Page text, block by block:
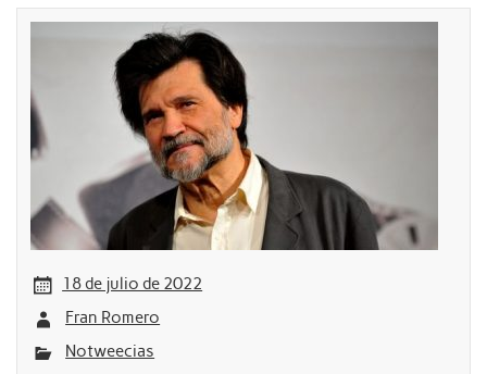
18 de julio de 2022
Fran Romero
Notweecias